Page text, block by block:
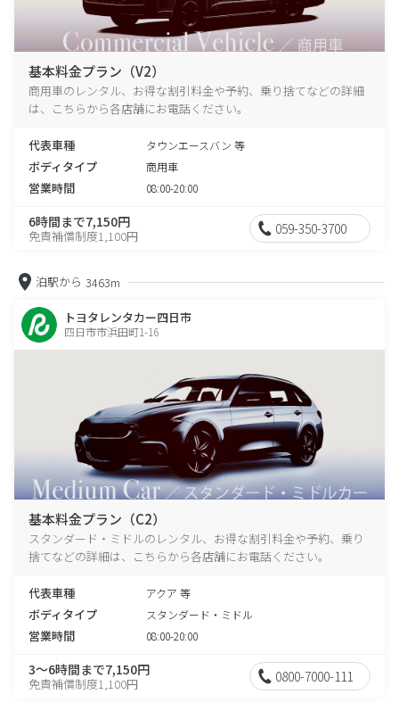
基本料金プラン（V2）
商用車のレンタル、お得な割引料金や予約、乗り捨てなどの詳細
は、こちらから各店舗にお電話ください。
代表車種 タウンエースバン 等
ボディタイプ 商用車
営業時間 08:00-20:00
6時間まで7,150円
免責補償制度1,100円 059-350-3700
泊駅から 3463m
トヨタレンタカー四日市
四日市市浜田町1-16
基本料金プラン（C2）
スタンダード・ミドルのレンタル、お得な割引料金や予約、乗り
捨てなどの詳細は、こちらから各店舗にお電話ください。
代表車種 アクア 等
ボディタイプ スタンダード・ミドル
営業時間 08:00-20:00
3～6時間まで7,150円
免責補償制度1,100円 0800-7000-111